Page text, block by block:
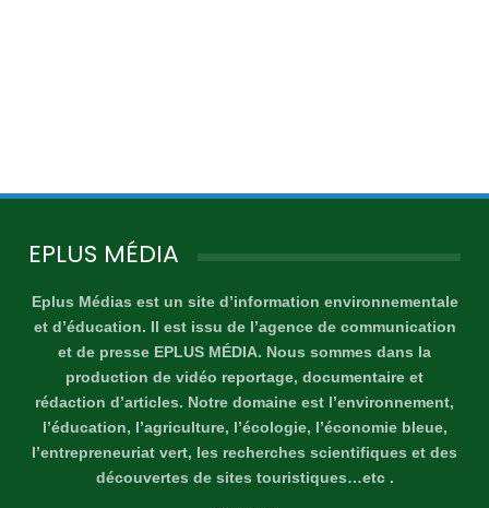
EPLUS MÉDIA
Eplus Médias est un site d’information environnementale
et d’éducation. Il est issu de l’agence de communication
et de presse EPLUS MÉDIA. Nous sommes dans la
production de vidéo reportage, documentaire et
rédaction d’articles. Notre domaine est l’environnement,
l’éducation, l’agriculture, l’écologie, l’économie bleue,
l’entrepreneuriat vert, les recherches scientifiques et des
découvertes de sites touristiques…etc .